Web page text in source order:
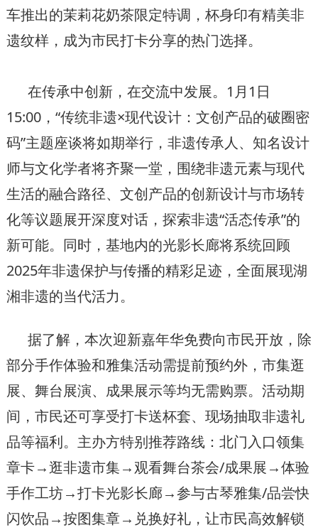
车推出的茉莉花奶茶限定特调，杯身印有精美非
遗纹样，成为市民打卡分享的热门选择。
在传承中创新，在交流中发展。1月1日
15:00，“传统非遗×现代设计：文创产品的破圈密
码”主题座谈将如期举行，非遗传承人、知名设计
师与文化学者将齐聚一堂，围绕非遗元素与现代
生活的融合路径、文创产品的创新设计与市场转
化等议题展开深度对话，探索非遗“活态传承”的
新可能。同时，基地内的光影长廊将系统回顾
2025年非遗保护与传播的精彩足迹，全面展现湖
湘非遗的当代活力。
据了解，本次迎新嘉年华免费向市民开放，除
部分手作体验和雅集活动需提前预约外，市集逛
展、舞台展演、成果展示等均无需购票。活动期
间，市民还可享受打卡送杯套、现场抽取非遗礼
品等福利。主办方特别推荐路线：北门入口领集
章卡→逛非遗市集→观看舞台茶会/成果展→体验
手作工坊→打卡光影长廊→参与古琴雅集/品尝快
闪饮品→按图集章→兑换好礼，让市民高效解锁